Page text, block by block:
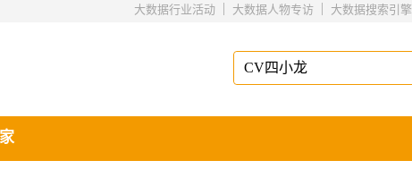
大数据搜索引擎
|
大数据人物专访
|
大数据行业活动